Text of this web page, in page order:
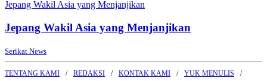
Jepang Wakil Asia yang Menjanjikan
Jepang Wakil Asia yang Menjanjikan
Serikat News
TENTANG KAMI REDAKSI KONTAK KAMI
YUK MENULIS